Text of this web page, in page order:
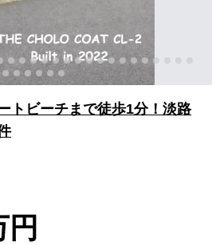
トビーチまで徒歩1分！淡路
円